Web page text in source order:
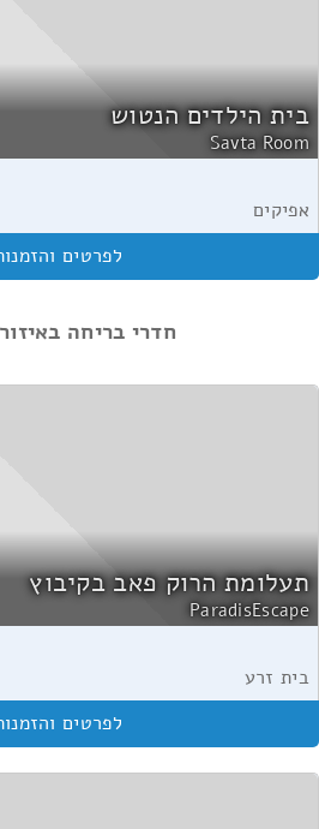
בית הילדים הנטוש
Savta Room
אפיקים
חדרי בריחה
תעלומת הרוק פאב בקיבוץ
ParadisEscape
בית זרע